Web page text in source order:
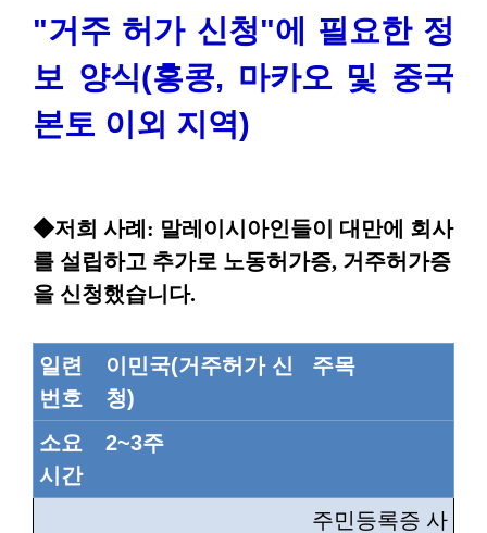
"거주 허가 신청"에 필요한 정
보 양식(홍콩, 마카오 및 중국
본토 이외 지역)
◆저희 사례: 말레이시아인들이 대만에 회사
를 설립하고 추가로 노동허가증, 거주허가증
을 신청했습니다.
일련
번호
이민국(거주허가 신
청)
주목
소요
시간
2~3주
주민등록증 사